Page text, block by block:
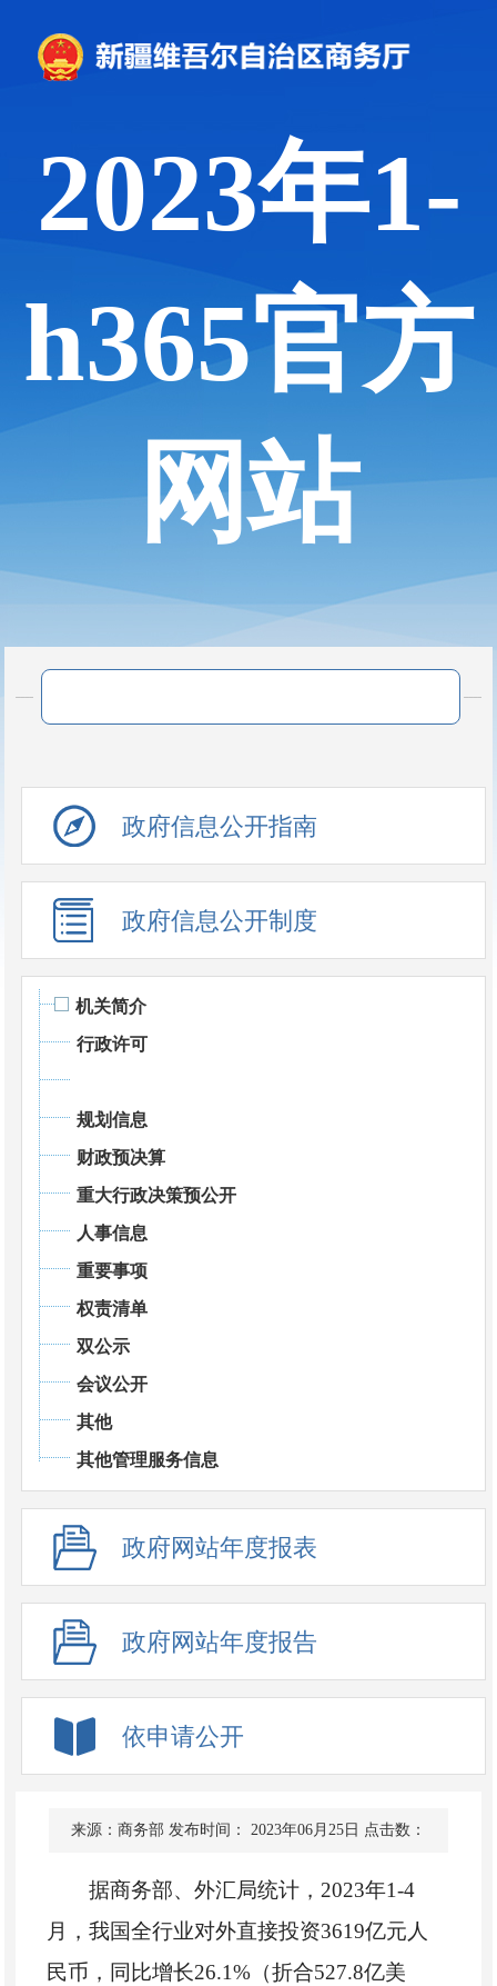
2023年1-
h365官方
网站
政府信息公开指南
政府信息公开制度
机关简介
行政许可
规划信息
财政预决算
重大行政决策预公开
人事信息
重要事项
权责清单
双公示
会议公开
其他
其他管理服务信息
政府网站年度报表
政府网站年度报告
依申请公开
来源：商务部 发布时间： 2023年06月25日 点击数：
据商务部、外汇局统计，2023年1-4
月，我国全行业对外直接投资3619亿元人
民币，同比增长26.1%（折合527.8亿美